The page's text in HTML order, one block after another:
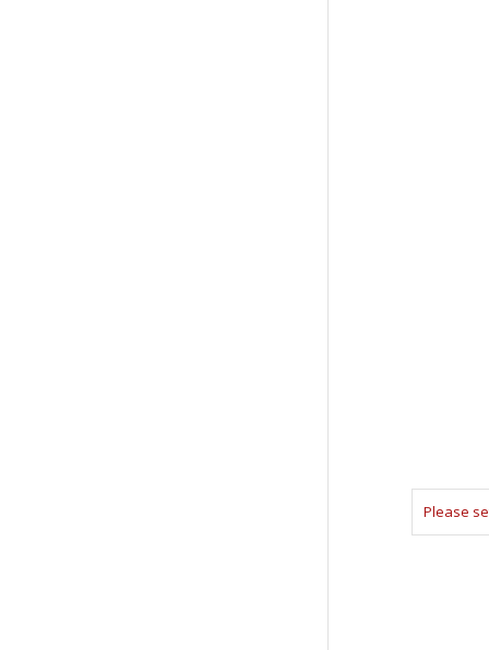
Please